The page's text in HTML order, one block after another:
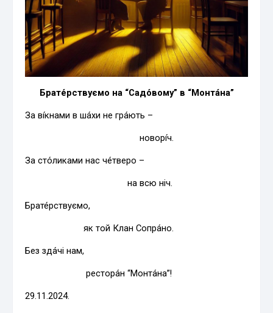
Брате́рствуємо на “Садо́вому” в “Монта́на”
За ві́кнами в ша́хи не гра́ють –
новорі́ч.
За сто́ликами нас че́тверо –
на всю ніч.
Брате́рствуємо,
як той Клан Сопра́но.
Без зда́чі нам,
рестора́н “Монта́на”!
29.11.2024.